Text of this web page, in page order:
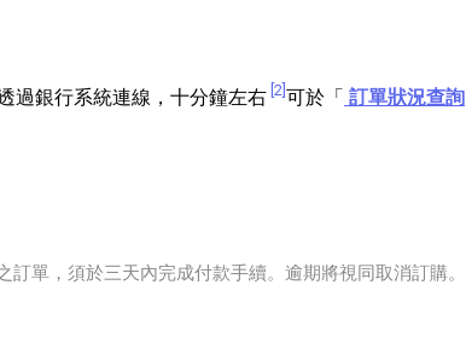
過銀行系統連線，十分鐘左右 [2] 可於「 訂單狀況查詢
單，須於三天內完成付款手續。逾期將視同取消訂購。